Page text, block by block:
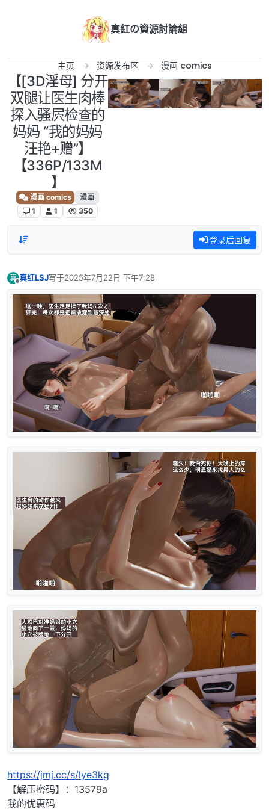
真紅の資源討論組
主页 资源发布区 漫画 comics
【[3D淫母] 分开
双腿让医生肉棒
探入骚屄检查的
妈妈 “我的妈妈
汪艳+赠”】
【336P/133M
】
漫画 comics
漫画
1
1 350
登录后回复
真 真红LSJ写于2025年7月22日 下午7:28
最后由 编辑
https://jmj.cc/s/lye3kg
【解压密码】：13579a
我的优惠码